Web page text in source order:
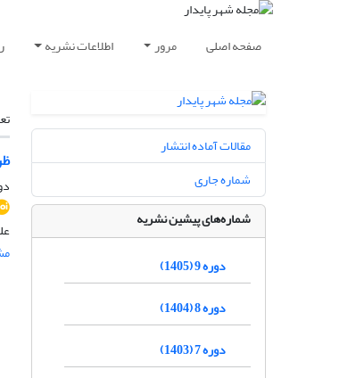
صفحه اصلی مرور اطلاعات نشریه
دوره 6،
مقالات آماده انتشار
شماره جاری
شماره‌های پیشین نشریه
دوره 9 (1405)
دوره 8 (1404)
دوره 7 (1403)